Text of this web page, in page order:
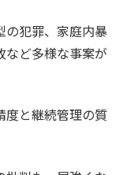
の犯罪、家庭内暴
など多様な事案が
度と継続管理の質